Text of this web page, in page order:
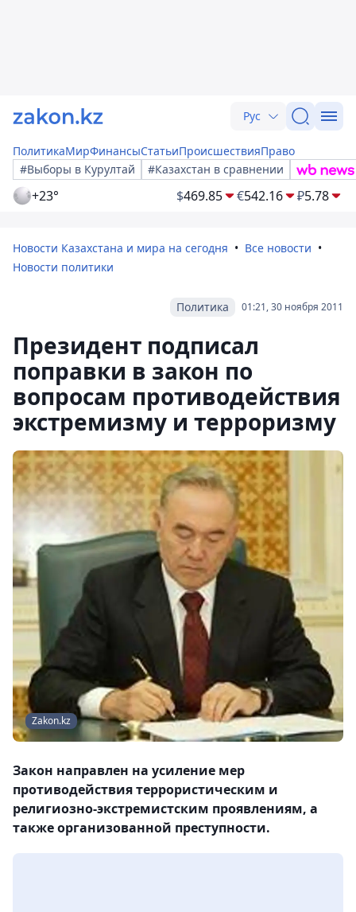
Рус
ПолитикаМирФинансыСтатьиПроисшествияПраво
#Выборы в Курултай
#Казахстан в сравнении
+23° $469.85 €542.16 ₽5.78
Новости Казахстана и мира на сегодня
Все новости
Новости политики
01:21, 30 ноября 2011
Политика
Президент подписал
поправки в закон по
вопросам противодействия
экстремизму и терроризму
Zakon.kz
Закон направлен на усиление мер
противодействия террористическим и
религиозно-экстремистским проявлениям, а
также организованной преступности.